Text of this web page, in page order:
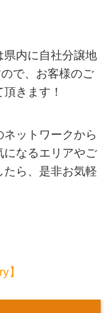
県内に自社分譲地
で、お客様のご
きます！
ットワークから
になるエリアやご
ら、是非お気軽
】